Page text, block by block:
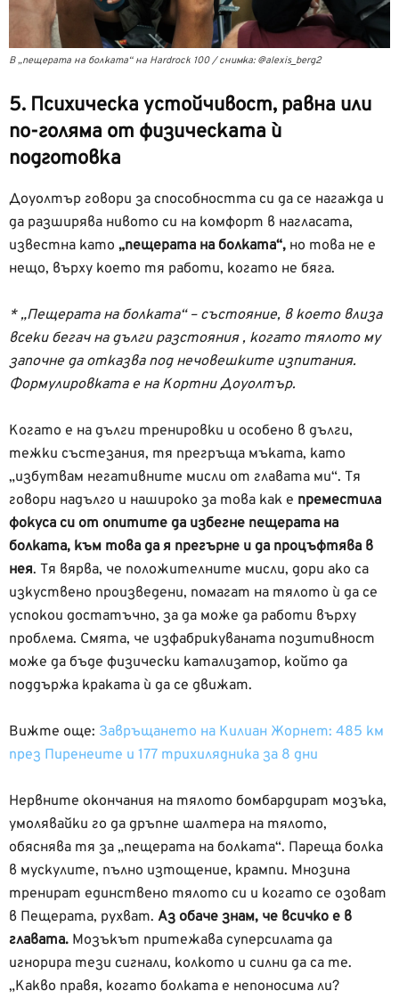
В „пещерата на болката“ на Hardrock 100 / снимка: @alexis_berg2
5. Психическа устойчивост, равна или
по-голяма от физическата ѝ
подготовка
Доуолтър говори за способността си да се нагажда и
да разширява нивото си на комфорт в нагласата,
известна като „пещерата на болката“, но това не е
нещо, върху което тя работи, когато не бяга.
* „Пещерата на болката“ – състояние, в което влиза
всеки бегач на дълги разстояния , когато тялото му
започне да отказва под нечовешките изпитания.
Формулировката е на Кортни Доуолтър.
Когато е на дълги тренировки и особено в дълги,
тежки състезания, тя прегръща мъката, като
„избутвам негативните мисли от главата ми“. Тя
говори надълго и нашироко за това как е преместила
фокуса си от опитите да избегне пещерата на
болката, към това да я прегърне и да процъфтява в
нея. Тя вярва, че положителните мисли, дори ако са
изкуствено произведени, помагат на тялото ѝ да се
успокои достатъчно, за да може да работи върху
проблема. Смята, че изфабрикуваната позитивност
може да бъде физически катализатор, който да
поддържа краката ѝ да се движат.
Вижте още: Завръщането на Килиан Жорнет: 485 км
през Пиренеите и 177 трихилядника за 8 дни
Нервните окончания на тялото бомбардират мозъка,
умолявайки го да дръпне шалтера на тялото,
обяснява тя за „пещерата на болката“. Пареща болка
в мускулите, пълно изтощение, крампи. Мнозина
тренират единствено тялото си и когато се озоват
в Пещерата, рухват. Аз обаче знам, че всичко е в
главата. Мозъкът притежава суперсилата да
игнорира тези сигнали, колкото и силни да са те.
„Какво правя, когато болката е непоносима ли?